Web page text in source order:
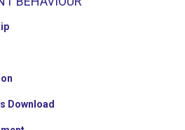
Download